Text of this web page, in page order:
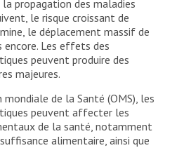
and market price
afford escalating prices
a preventive measure the
local health authorities
food supplements known
in Balade camp. We
that can treat more than
local healthcare staff in
of cholera. It was
and bring resources
propagation des maladies
le risque croissant de
le déplacement massif de
Les effets des
peuvent produire des
majeures.
mondiale de la Santé (OMS), les
peuvent affecter les
de la santé, notamment
alimentaire, ainsi que